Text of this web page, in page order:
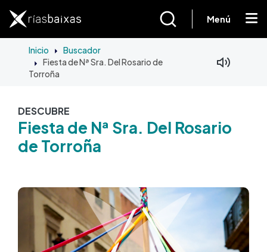
Menú
Inicio Buscador
Fiesta de Nª Sra. Del Rosario de
Torroña
DESCUBRE
Fiesta de Nª Sra. Del Rosario
de Torroña
Imagen